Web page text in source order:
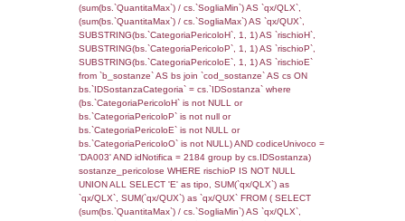
(f_territori_limitrofi.IDTipologiaTerritorio =
cod_territori_tipologia.IDTipologiaTerritorio)
(f_territori_limitrofi.IDTipoTerritorio =
cod_territori_tipologia.IDTerritorioTP)
(((f_territori_limitrofi.IDNotifica)=5549) AND
((f_territori_limitrofi.IDTipoTerritorio)=7)),
0.068590879440308
sql: SELECT f_territori_limitrofi.Distanza,
f_territori_limitrofi.Direzione,
f_territori_limitrofi.Denominazione,